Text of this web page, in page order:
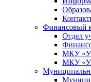
Финансовый
Отдел
МКУ
МКУ